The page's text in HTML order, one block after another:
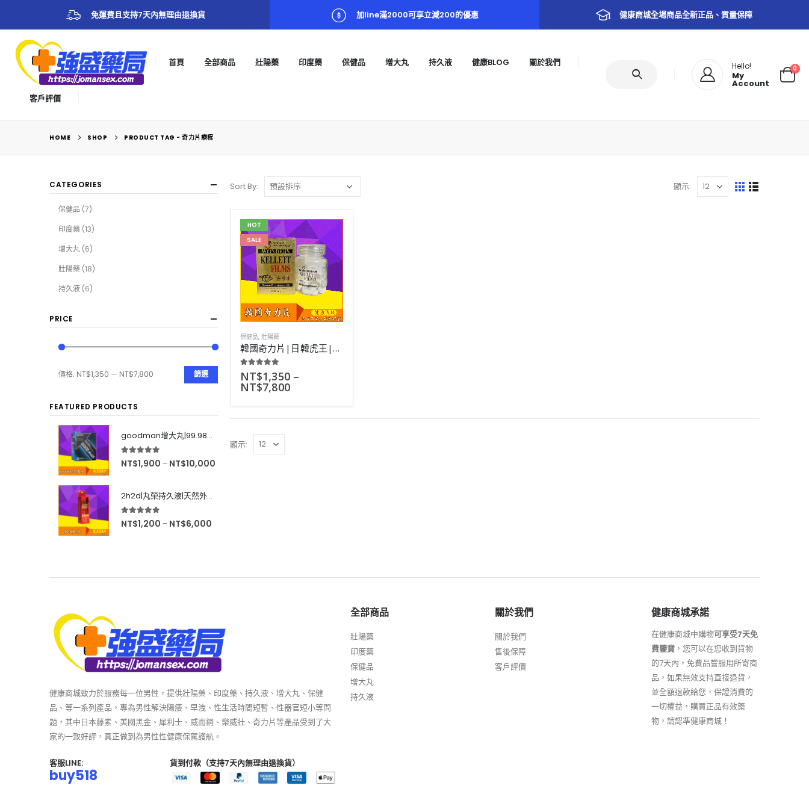
免運費且支持7天內無理由退換貨 加line滿2000可享立減200的優惠 健康商城全場商品全新正品、質量保障
首頁 全部商品 壯陽藥 印度藥 保健品 增大丸 持久液 健康BLOG 關於我們
客戶評價
Hello!
My
Account
0
HOME SHOP PRODUCT TAG - 奇力片療程
Sort By: 顯示:
HOT
SALE
保健品, 壯陽藥
韓國奇力片|日韓虎王|世界草本壯陽第一品牌|胡小禎代言|10粒
5.00out of 5
NT$1,350–
NT$7,800
顯示:
CATEGORIES
保健品 (7)
印度藥 (13)
增大丸 (6)
壯陽藥 (18)
持久液 (6)
PRICE
篩選
價格: NT$1,350 — NT$7,800
FEATURED PRODUCTS
goodman增大丸|99.98%有效率|增大後不反彈|效果超好|60粒
5.00 out of 5
NT$1,900 – NT$10,000
2h2d|丸榮持久液|天然外用延時|效果強烈|無色無味|10ml
5.00 out of 5
NT$1,200 – NT$6,000
健康商城致力於服務每一位男性，提供壯陽藥、印度藥、持久液、增大丸、保健
品、等一系列產品，專為男性解決陽痿、早洩、性生活時間短暫、性器官短小等問
題，其中日本藤素、美國黑金、犀利士、威而鋼、樂威壯、奇力片等產品受到了大
家的一致好評，真正做到為男性性健康保駕護航。
客服LINE:
buy518
貨到付款（支持7天內無理由退換貨）
全部商品
壯陽藥
印度藥
保健品
增大丸
持久液
關於我們
關於我們
售後保障
客戶評價
健康商城承諾
在健康商城中購物可享受7天免
費鑒賞 ，您可以在您收到貨物
的7天內，免費品嘗服用所寄商
品，如果無效支持直接退貨，
並全額退款給您，保證消費的
一切權益，購買正品有效藥
物，請認準健康商城！